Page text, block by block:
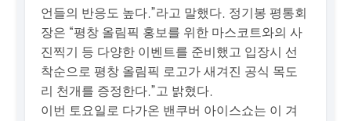
언들의 반응도 높다.”라고 말했다. 정기봉 평통회
장은 “평창 올림픽 홍보를 위한 마스코트와의 사
진찍기 등 다양한 이벤트를 준비했고 입장시 선
착순으로 평창 올림픽 로고가 새겨진 공식 목도
리 천개를 증정한다.”고 밝혔다.
이번 토요일로 다가온 밴쿠버 아이스쇼는 이 겨